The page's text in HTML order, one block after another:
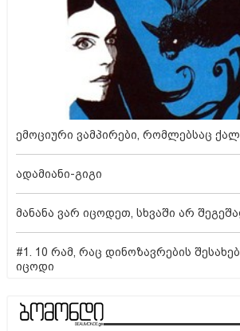
ემოციური ვამპირები, რომლებსაც
ადამიანი-გიგი
მანანა ვარ იცოდეთ, სხვაში არ
#1. 10 რამ, რაც დინოზავრების
იცოდი